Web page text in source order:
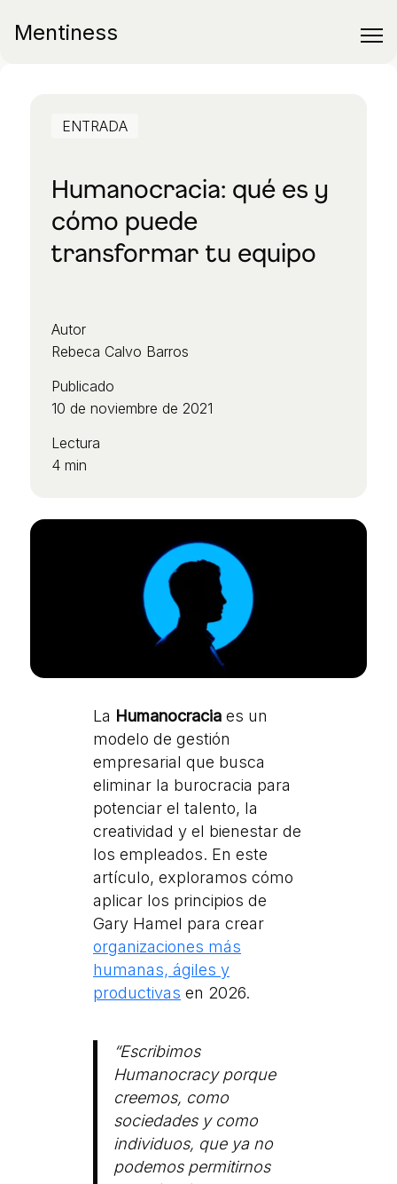
Mentiness
ENTRADA
Humanocracia: qué es y
cómo puede
transformar tu equipo
Autor
Rebeca Calvo Barros
Publicado
10 de noviembre de 2021
Lectura
4 min
La Humanocracia es un
modelo de gestión
empresarial que busca
eliminar la burocracia para
potenciar el talento, la
creatividad y el bienestar de
los empleados. En este
artículo, exploramos cómo
aplicar los principios de
Gary Hamel para crear
organizaciones más
humanas, ágiles y
productivas en 2026.
“Escribimos
Humanocracy porque
creemos, como
sociedades y como
individuos, que ya no
podemos permitirnos